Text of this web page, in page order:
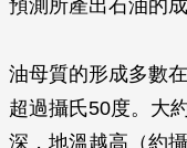
預測所產出石油的
油母質的形成多數
超過攝氏50度。大
深，地溫越高（約